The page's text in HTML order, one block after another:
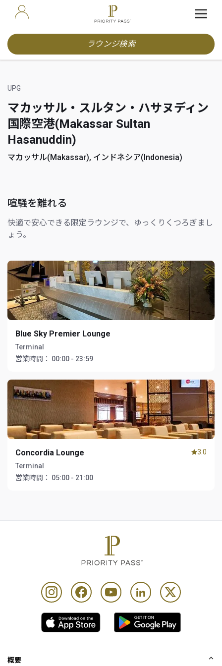
ラウンジ検索
UPG
マカッサル・スルタン・ハサヌディン
国際空港(Makassar Sultan
Hasanuddin)
マカッサル(Makassar), インドネシア(Indonesia)
喧騒を離れる
快適で安心できる限定ラウンジで、ゆっくりくつろぎまし
ょう。
Blue Sky Premier Lounge
Terminal
営業時間：
00:00 - 23:59
Concordia Lounge
Terminal
営業時間：
05:00 - 21:00
3.0
概要